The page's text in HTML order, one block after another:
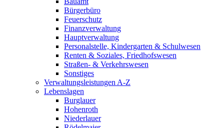
Bürgerbüro
Feuerschutz
Finanzverwaltung
Hauptverwaltung
Personalstelle, Kindergarten & Schulwesen
Renten & Soziales, Friedhofswesen
Straßen- & Verkehrswesen
Sonstiges
Verwaltungsleistungen A-Z
Lebenslagen
Burglauer
Hohenroth
Niederlauer